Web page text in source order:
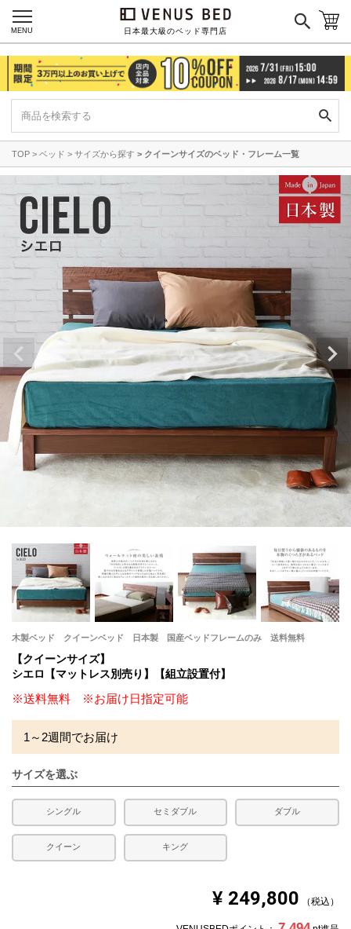
日本最大級のベッド専門店
MENU
TOP ベッド サイズから探す クイーンサイズのベッド・フレーム一覧
木製ベッド クイーンベッド 日本製 国産ベッドフレームのみ 送料無料
【クイーンサイズ】
シエロ【マットレス別売り】【組立設置付】
※送料無料 ※お届け日指定可能
1～2週間でお届け
サイズを選ぶ
シングル セミダブル ダブル
クイーン キング
¥ 249,800 税込